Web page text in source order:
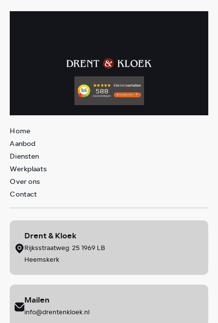
Home
Aanbod
Diensten
Werkplaats
Over ons
Contact
Drent & Kloek
Rijksstraatweg 25 1969 LB
Heemskerk
Mailen
info@drentenkloek.nl